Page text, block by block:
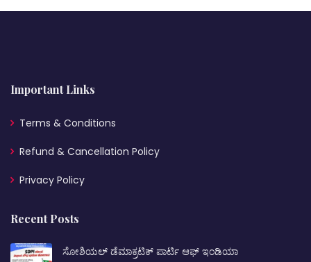
Important Links
Terms & Conditions
Refund & Cancellation Policy
Privacy Policy
Recent Posts
ಸೋಶಿಯಲ್ ಡೆಮಾಕ್ರಟಿಕ್ ಪಾರ್ಟಿ ಆಫ್ ಇಂಡಿಯಾ